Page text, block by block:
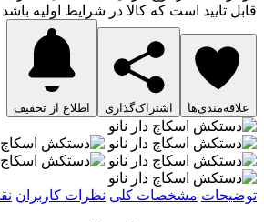
قابل تایید است که کالا در شرایط اولیه باشد
علاقه‌مندی‌ها اشتراک‌گذاری اطلاع از تخفیف
توضیحات مشخصات کلی نظرات کاربران